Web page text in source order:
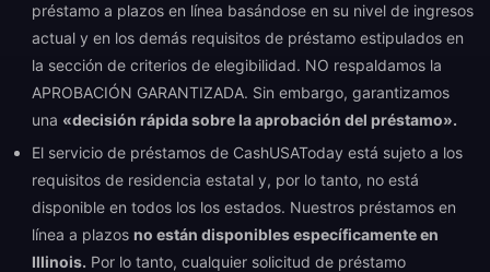
préstamo a plazos en línea basándose en su nivel de ingresos
actual y en los demás requisitos de préstamo estipulados en
la sección de criterios de elegibilidad. NO respaldamos la
APROBACIÓN GARANTIZADA. Sin embargo, garantizamos
una «decisión rápida sobre la aprobación del préstamo».
El servicio de préstamos de CashUSAToday está sujeto a los
requisitos de residencia estatal y, por lo tanto, no está
disponible en todos los los estados. Nuestros préstamos en
línea a plazos no están disponibles específicamente en
Illinois. Por lo tanto, cualquier solicitud de préstamo